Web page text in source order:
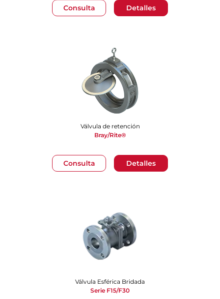
Consulta Detalles
Consulta Detalles
Válvula de retención
Bray/Rite®
Válvula Esférica Bridada
Serie F15/F30